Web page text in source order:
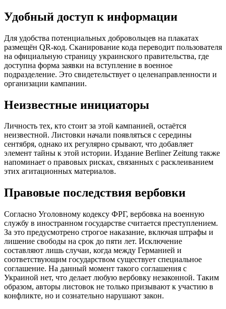
Удобный доступ к информации
Для удобства потенциальных добровольцев на плакатах
размещён QR-код. Сканирование кода переводит пользователя
на официальную страницу украинского правительства, где
доступна форма заявки на вступление в военное
подразделение. Это свидетельствует о целенаправленности и
организации кампании.
Неизвестные инициаторы
Личность тех, кто стоит за этой кампанией, остаётся
неизвестной. Листовки начали появляться с середины
сентября, однако их регулярно срывают, что добавляет
элемент тайны к этой истории. Издание Berliner Zeitung также
напоминает о правовых рисках, связанных с расклеиванием
этих агитационных материалов.
Правовые последствия вербовки
Согласно Уголовному кодексу ФРГ, вербовка на военную
службу в иностранном государстве считается преступлением.
За это предусмотрено строгое наказание, включая штрафы и
лишение свободы на срок до пяти лет. Исключение
составляют лишь случаи, когда между Германией и
соответствующим государством существует специальное
соглашение. На данный момент такого соглашения с
Украиной нет, что делает любую вербовку незаконной. Таким
образом, авторы листовок не только призывают к участию в
конфликте, но и сознательно нарушают закон.